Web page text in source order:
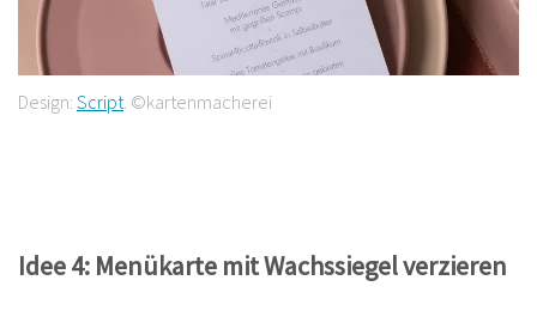
Design: Script. ©kartenmacherei
Idee 4: Menükarte mit Wachssiegel verzieren